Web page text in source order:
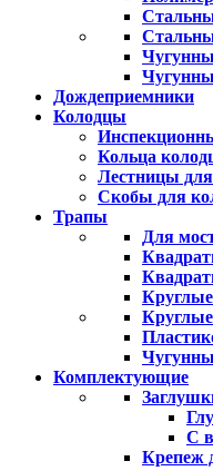
Дождеприемники
Колодцы
Кольца
Лестницы
Скобы для
Трапы
Для
Комплектующие
С
Крепеж